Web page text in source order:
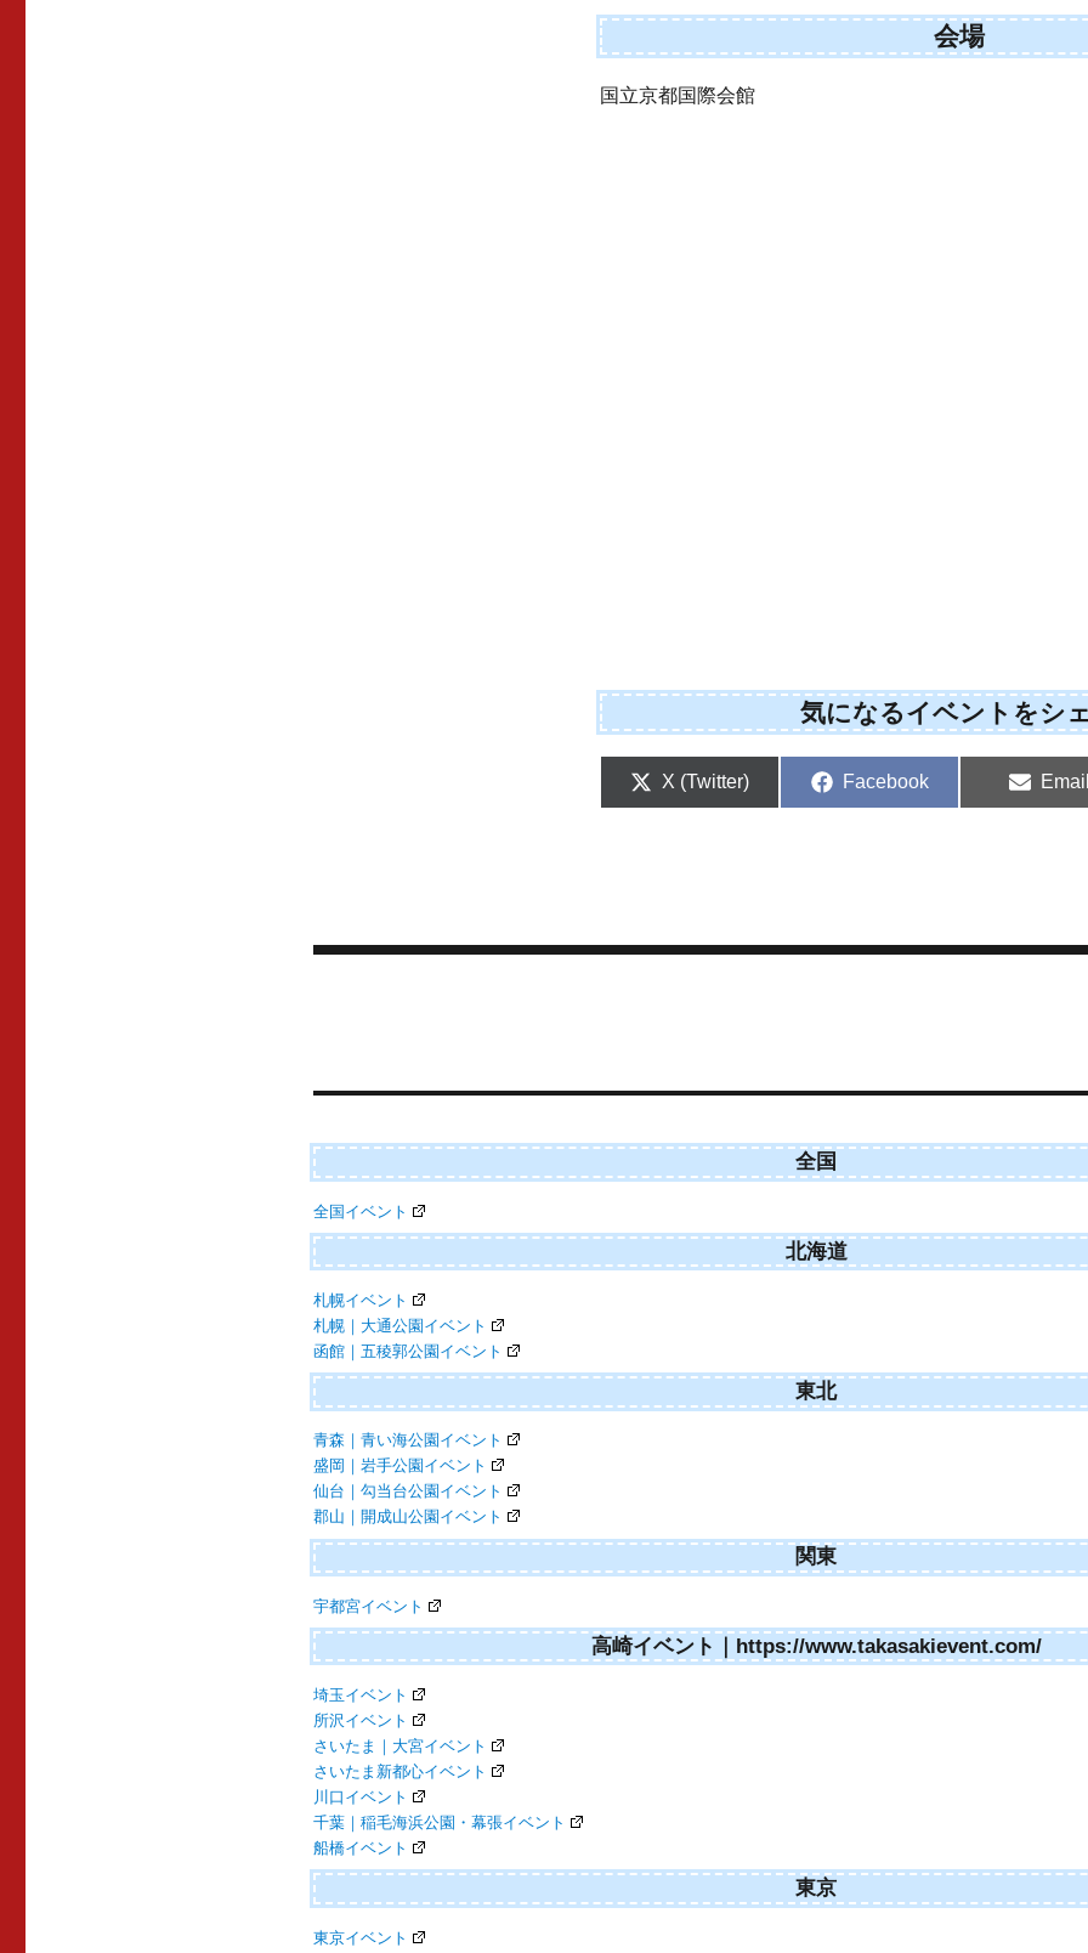
会場
国立京都国際会館
気になるイベントをシ
Share
X (Twitter)
Share
Facebook
Share
Email
ゲ
ー
シ
ョ
ン
全国
全国イベント
北海道
札幌イベント
札幌｜大通公園イベント
函館｜五稜郭公園イベント
東北
青森｜青い海公園イベント
盛岡｜岩手公園イベント
仙台｜勾当台公園イベント
郡山｜開成山公園イベント
関東
宇都宮イベント
高崎イベント｜https://www.takasakievent.com/
埼玉イベント
所沢イベント
さいたま｜大宮イベント
さいたま新都心イベント
川口イベント
千葉｜稲毛海浜公園・幕張イベント
船橋イベント
東京
東京イベント